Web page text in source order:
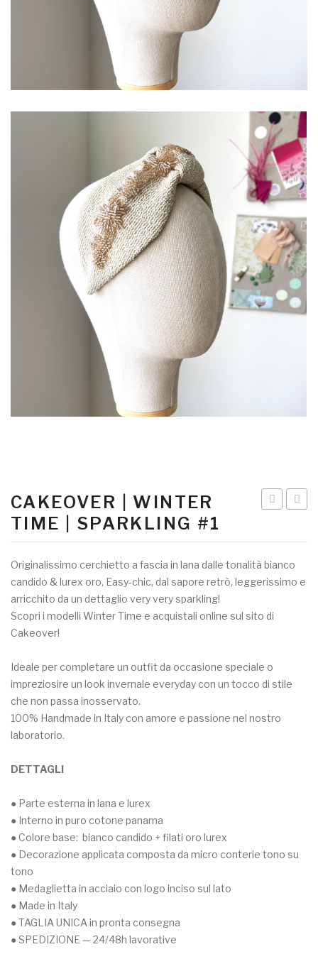
evasione
–
headband
bianco/lilla
winter
|
CAKEOVER | WINTER
TIME | SPARKLING #1
Originalissimo cerchietto a fascia in lana dalle tonalità bianco
candido & lurex oro, Easy-chic, dal sapore retrò, leggerissimo e
arricchito da un dettaglio very very sparkling!
Scopri i modelli Winter Time e acquistali online sul sito di
Cakeover!
Ideale per completare un outfit da occasione speciale o
impreziosire un look invernale everyday con un tocco di stile
che non passa inosservato.
100% Handmade in Italy con amore e passione nel nostro
laboratorio.
DETTAGLI
● Parte esterna in lana e lurex
● Interno in puro cotone panama
● Colore base: bianco candido + filati oro lurex
● Decorazione applicata composta da micro conterie tono su
tono
● Medaglietta in acciaio con logo inciso sul lato
● Made in Italy
● TAGLIA UNICA in pronta consegna
● SPEDIZIONE — 24/48h lavorative